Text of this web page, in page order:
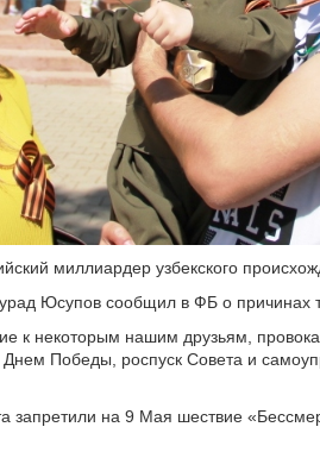
миллиардер узбекского
Юсупов сообщил в ФБ о причинах
к некоторым нашим друзьям,
Победы, роспуск Совета и
запретили на 9 Мая шествие